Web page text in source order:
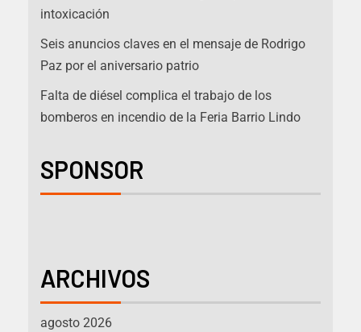
intoxicación
Seis anuncios claves en el mensaje de Rodrigo
Paz por el aniversario patrio
Falta de diésel complica el trabajo de los
bomberos en incendio de la Feria Barrio Lindo
SPONSOR
ARCHIVOS
agosto 2026